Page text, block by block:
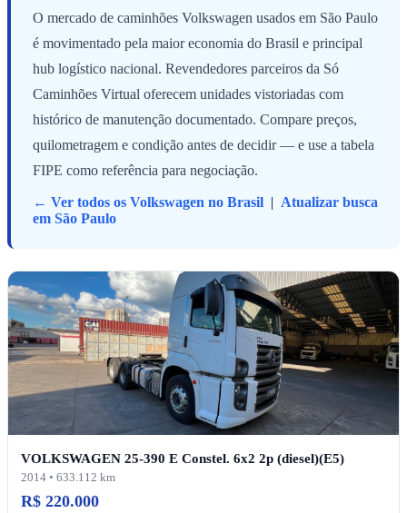
O mercado de caminhões Volkswagen usados em São Paulo
é movimentado pela maior economia do Brasil e principal
hub logístico nacional. Revendedores parceiros da Só
Caminhões Virtual oferecem unidades vistoriadas com
histórico de manutenção documentado. Compare preços,
quilometragem e condição antes de decidir — e use a tabela
FIPE como referência para negociação.
← Ver todos os Volkswagen no Brasil | Atualizar busca
em São Paulo
VOLKSWAGEN 25-390 E Constel. 6x2 2p (diesel)(E5)
2014 • 633.112 km
R$ 220.000